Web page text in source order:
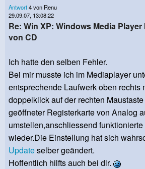
Antwort4 von Renu
29.09.07, 13:08:22
Re: Win XP: Windows Media
von CD
Ich hatte den selben Fehler.
Bei mir musste ich im Mediaplayer
entsprechende Laufwerk oben rechts
doppelklick auf der rechten
geöffneter Registerkarte von Analog
umstellen,anschliessend
wieder.Die Einstellung hat sich
Updateselber geändert.
Hoffentlich hilfts auch bei dir.